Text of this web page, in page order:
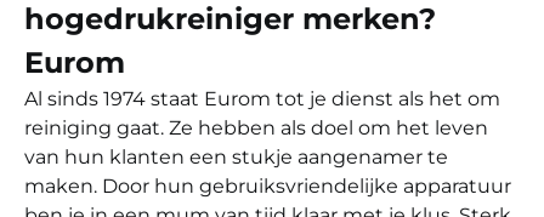
hogedrukreiniger merken?
Eurom
Al sinds 1974 staat Eurom tot je dienst als het om
reiniging gaat. Ze hebben als doel om het leven
van hun klanten een stukje aangenamer te
maken. Door hun gebruiksvriendelijke apparatuur